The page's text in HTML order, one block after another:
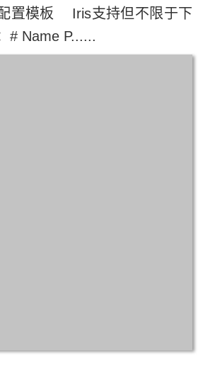
置模板 Iris支持但不限于下
# Name P......